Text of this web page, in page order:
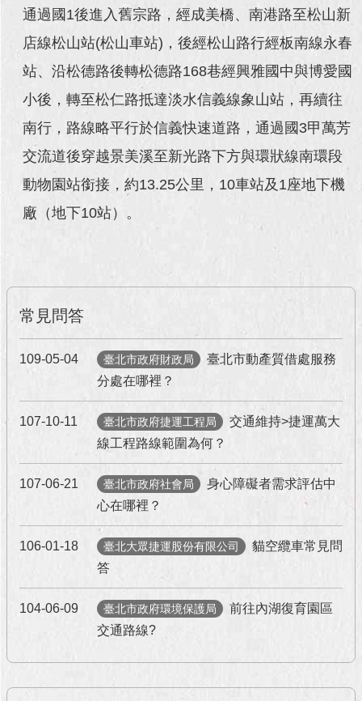
頁
網
站
導
覽
English
常
見
答
新
澄
清
彙
台
北
情
專
通過國1後進入舊宗路，經成美橋、南港路至松山新
店線松山站(松山車站)，後經松山路行經板南線永春
站、沿松德路後轉松德路168巷經興雅國中與博愛國
小後，轉至松仁路抵達淡水信義線象山站，再續往
南行，路線略平行於信義快速道路，通過國3甲萬芳
交流道後穿越景美溪至新光路下方與環狀線南環段
動物園站銜接，約13.25公里，10車站及1座地下機
廠（地下10站）。
常見問答
109-05-04 臺北市政府財政局
臺北市動產質借處服務
分處在哪裡？
107-10-11 臺北市政府捷運工程局
交通維持>捷運萬大
線工程路線範圍為何？
107-06-21 臺北市政府社會局
身心障礙者需求評估中
心在哪裡？
106-01-18 臺北大眾捷運股份有限公司
貓空纜車常見問
答
104-06-09 臺北市政府環境保護局
前往內湖復育園區
交通路線?